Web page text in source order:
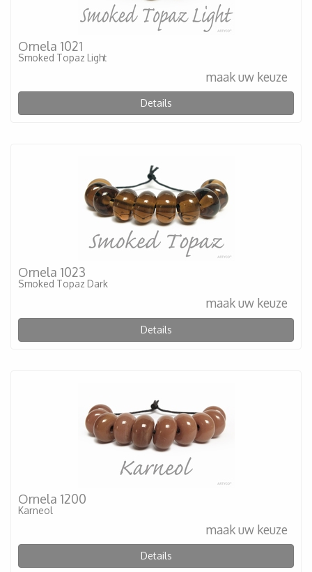
Ornela 1021
Smoked Topaz Light
maak uw keuze
Details
Ornela 1023
Smoked Topaz Dark
maak uw keuze
Details
Ornela 1200
Karneol
maak uw keuze
Details